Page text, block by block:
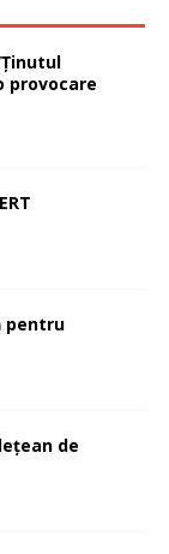
provocare
pentru
de